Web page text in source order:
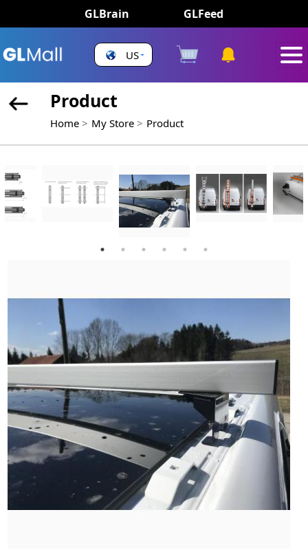
GLBrain GLFeed
US
Product
Home My Store Product